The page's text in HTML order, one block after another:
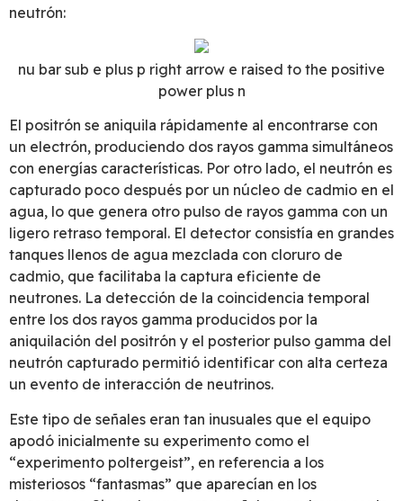
neutrón:
nu bar sub e plus p right arrow e raised to the positive
power plus n
El positrón se aniquila rápidamente al encontrarse con
un electrón, produciendo dos rayos gamma simultáneos
con energías características. Por otro lado, el neutrón es
capturado poco después por un núcleo de cadmio en el
agua, lo que genera otro pulso de rayos gamma con un
ligero retraso temporal. El detector consistía en grandes
tanques llenos de agua mezclada con cloruro de
cadmio, que facilitaba la captura eficiente de
neutrones. La detección de la coincidencia temporal
entre los dos rayos gamma producidos por la
aniquilación del positrón y el posterior pulso gamma del
neutrón capturado permitió identificar con alta certeza
un evento de interacción de neutrinos.
Este tipo de señales eran tan inusuales que el equipo
apodó inicialmente su experimento como el
“experimento poltergeist”, en referencia a los
misteriosos “fantasmas” que aparecían en los